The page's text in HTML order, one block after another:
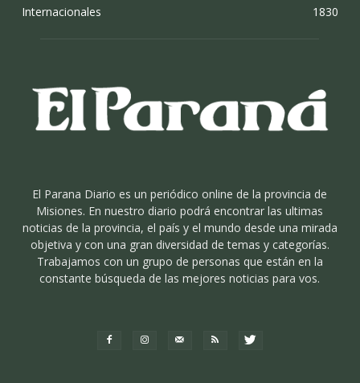
Internacionales
1830
El Parana Diario es un periódico online de la provincia de
Misiones. En nuestro diario podrá encontrar las ultimas
noticias de la provincia, el país y el mundo desde una mirada
objetiva y con una gran diversidad de temas y categorías.
Trabajamos con un grupo de personas que están en la
constante búsqueda de las mejores noticias para vos.